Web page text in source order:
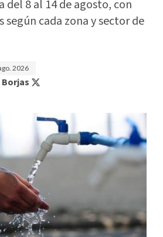
del 8 al 14 de agosto, con
según cada zona y sector de
2026